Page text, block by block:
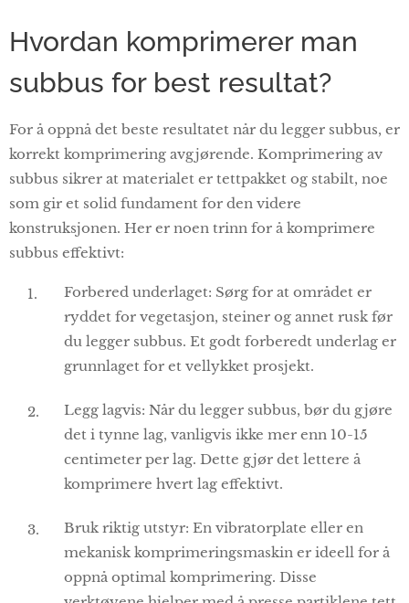
Hvordan komprimerer man
subbus for best resultat?
For å oppnå det beste resultatet når du legger subbus, er
korrekt komprimering avgjørende. Komprimering av
subbus sikrer at materialet er tettpakket og stabilt, noe
som gir et solid fundament for den videre
konstruksjonen. Her er noen trinn for å komprimere
subbus effektivt:
Forbered underlaget: Sørg for at området er
ryddet for vegetasjon, steiner og annet rusk før
du legger subbus. Et godt forberedt underlag er
grunnlaget for et vellykket prosjekt.
Legg lagvis: Når du legger subbus, bør du gjøre
det i tynne lag, vanligvis ikke mer enn 10-15
centimeter per lag. Dette gjør det lettere å
komprimere hvert lag effektivt.
Bruk riktig utstyr: En vibratorplate eller en
mekanisk komprimeringsmaskin er ideell for å
oppnå optimal komprimering. Disse